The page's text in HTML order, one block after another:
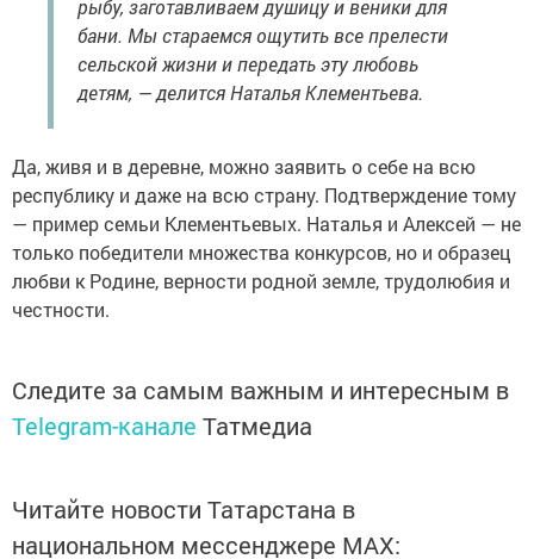
рыбу, заготавливаем душицу и веники для
бани. Мы стараемся ощутить все прелести
сельской жизни и передать эту любовь
детям, — делится Наталья Клементьева.
Да, живя и в деревне, можно заявить о себе на всю
республику и даже на всю страну. Подтверждение тому
— пример семьи Клементьевых. Наталья и Алексей — не
только победители множества конкурсов, но и образец
любви к Родине, верности родной земле, трудолюбия и
честности.
Следите за самым важным и интересным в
Telegram-канале Татмедиа
Читайте новости Татарстана в
национальном мессенджере MАХ: